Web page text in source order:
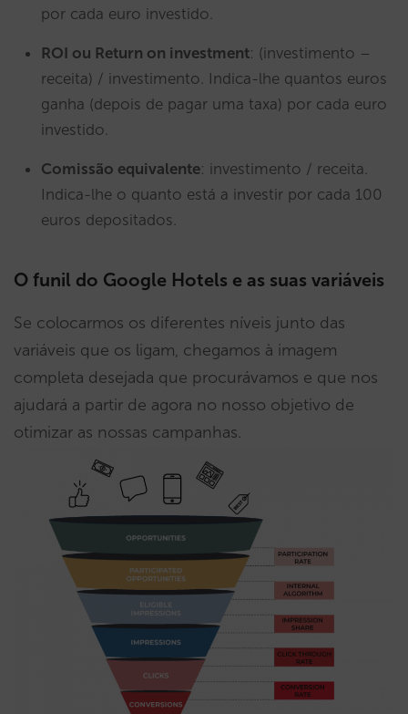
por cada euro investido.
ROI ou Return on investment: (investimento –
receita) / investimento. Indica-lhe quantos euros
ganha (depois de pagar uma taxa) por cada euro
investido.
Comissão equivalente: investimento / receita.
Indica-lhe o quanto está a investir por cada 100
euros depositados.
O funil do Google Hotels e as suas variáveis
Se colocarmos os diferentes níveis junto das
variáveis que os ligam, chegamos à imagem
completa desejada que procurávamos e que nos
ajudará a partir de agora no nosso objetivo de
otimizar as nossas campanhas.